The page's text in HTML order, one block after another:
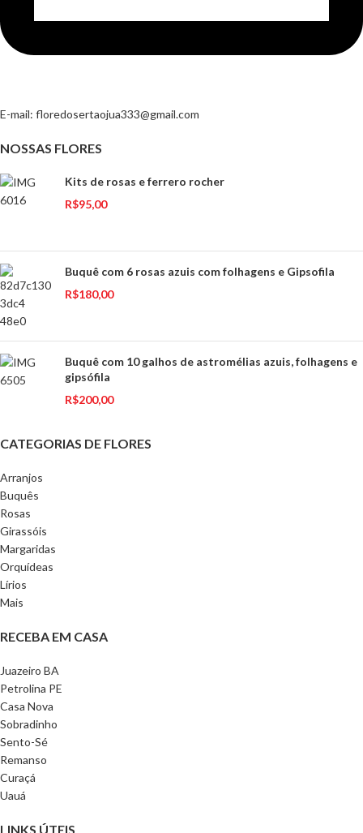
E-mail: floredosertaojua333@gmail.com
NOSSAS FLORES
Kits de rosas e ferrero rocher
R$95,00
Buquê com 6 rosas azuis com folhagens e Gipsofila
R$180,00
Buquê com 10 galhos de astromélias azuis, folhagens e
gipsófila
R$200,00
CATEGORIAS DE FLORES
Arranjos
Buquês
Rosas
Girassóis
Margaridas
Orquídeas
Lírios
Mais
RECEBA EM CASA
Juazeiro BA
Petrolina PE
Casa Nova
Sobradinho
Sento-Sé
Remanso
Curaçá
Uauá
LINKS ÚTEIS